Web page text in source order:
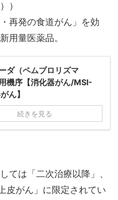
）
再発の食道がん」を効
用量医薬品。
ダ（ペムブロリズマ
機序【消化器がん/MSI-
ん】
続きを見る
ては「二次治療以降」、
皮がん」に限定されてい